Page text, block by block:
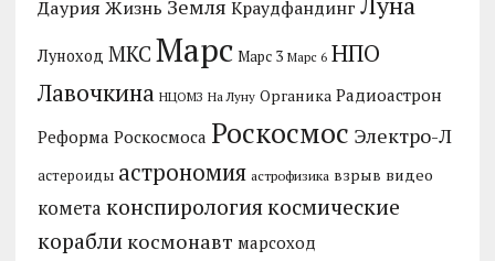
Даурия Жизнь Земля Краудфандинг
Луноход МКС Марс Марс 3 Марс 6 НПО
Лавочкина НЦОМЗ На Луну Органика Радиоастрон
Реформа Роскосмоса Роскосмос Электро-Л
астероиды астрономия астрофизика взрыв видео
комета конспирологиякосмические
корабликосмонавт марсоход